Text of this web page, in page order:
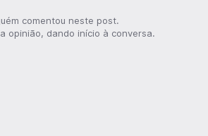
comentou neste post.
opinião, dando início à conversa.